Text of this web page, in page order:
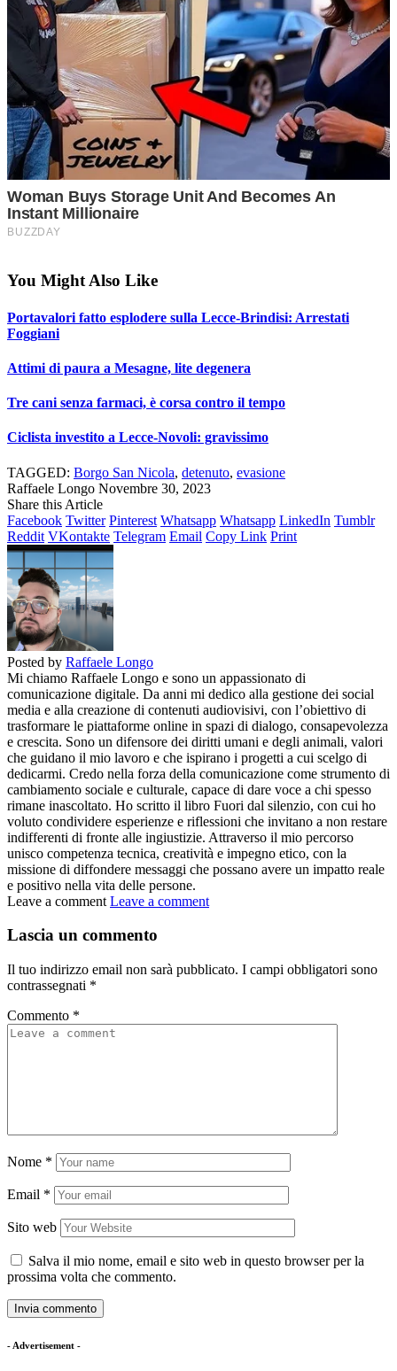
You Might Also Like
Portavalori fatto esplodere sulla Lecce-Brindisi: Arrestati
Foggiani
Attimi di paura a Mesagne, lite degenera
Tre cani senza farmaci, è corsa contro il tempo
Ciclista investito a Lecce-Novoli: gravissimo
TAGGED: Borgo San Nicola, detenuto, evasione
Raffaele Longo Novembre 30, 2023
Share this Article
Facebook Twitter Pinterest Whatsapp Whatsapp LinkedIn Tumblr
Reddit VKontakte Telegram Email Copy Link Print
Posted by Raffaele Longo
Mi chiamo Raffaele Longo e sono un appassionato di
comunicazione digitale. Da anni mi dedico alla gestione dei social
media e alla creazione di contenuti audiovisivi, con l’obiettivo di
trasformare le piattaforme online in spazi di dialogo, consapevolezza
e crescita. Sono un difensore dei diritti umani e degli animali, valori
che guidano il mio lavoro e che ispirano i progetti a cui scelgo di
dedicarmi. Credo nella forza della comunicazione come strumento di
cambiamento sociale e culturale, capace di dare voce a chi spesso
rimane inascoltato. Ho scritto il libro Fuori dal silenzio, con cui ho
voluto condividere esperienze e riflessioni che invitano a non restare
indifferenti di fronte alle ingiustizie. Attraverso il mio percorso
unisco competenza tecnica, creatività e impegno etico, con la
missione di diffondere messaggi che possano avere un impatto reale
e positivo nella vita delle persone.
Leave a comment Leave a comment
Lascia un commento
Il tuo indirizzo email non sarà pubblicato. I campi obbligatori sono
contrassegnati *
Commento *
Nome *
Email *
Sito web
Salva il mio nome, email e sito web in questo browser per la
prossima volta che commento.
- Advertisement -